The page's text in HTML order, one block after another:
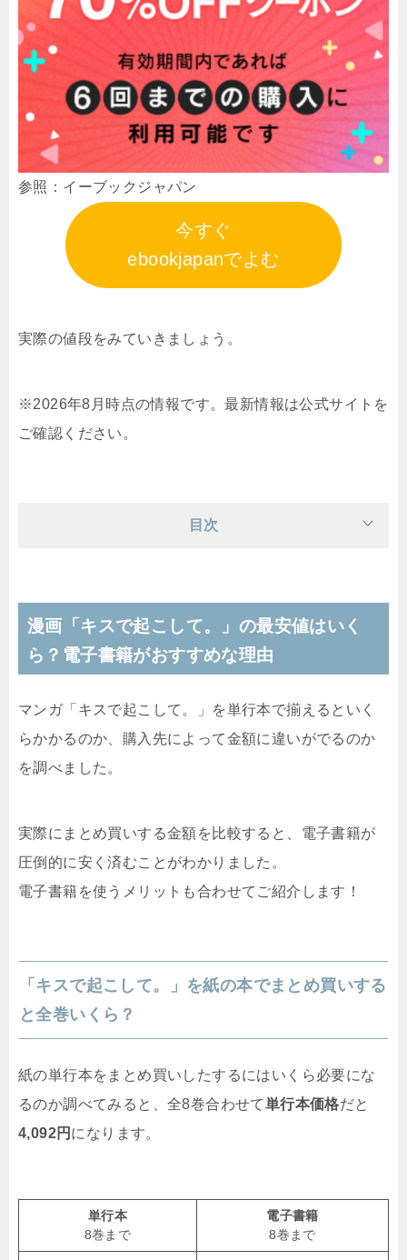
参照：イーブックジャパン
今すぐ
ebookjapanでよむ
実際の値段をみていきましょう。
※2026年8月時点の情報です。最新情報は公式サイトを
ご確認ください。
目次
漫画「キスで起こして。」の最安値はいく
ら？電子書籍がおすすめな理由
マンガ「キスで起こして。」を単行本で揃えるといく
らかかるのか、購入先によって金額に違いがでるのか
を調べました。
実際にまとめ買いする金額を比較すると、電子書籍が
圧倒的に安く済むことがわかりました。
電子書籍を使うメリットも合わせてご紹介します！
「キスで起こして。」を紙の本でまとめ買いする
と全巻いくら？
紙の単行本をまとめ買いしたするにはいくら必要にな
るのか調べてみると、全8巻合わせて単行本価格だと
4,092円 になります。
単行本
8巻まで
電子書籍
8巻まで